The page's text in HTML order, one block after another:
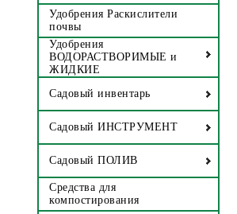
Удобрения Раскислители
почвы
Удобрения
ВОДОРАСТВОРИМЫЕ и
ЖИДКИЕ
Садовый инвентарь
Садовый ИНСТРУМЕНТ
Садовый ПОЛИВ
Средства для
компостирования